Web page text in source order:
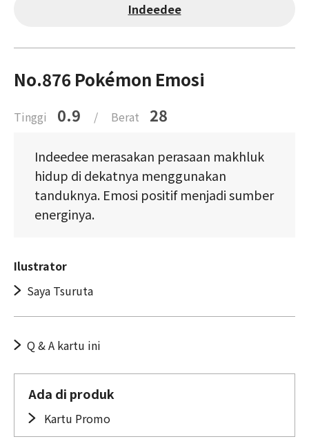
Indeedee
No.876 Pokémon Emosi
Tinggi 0.9 / Berat 28
Indeedee merasakan perasaan makhluk
hidup di dekatnya menggunakan
tanduknya. Emosi positif menjadi sumber
energinya.
Ilustrator
Saya Tsuruta
Q & A kartu ini
Ada di produk
Kartu Promo